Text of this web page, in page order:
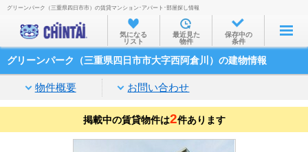
お部屋を探す
沿線・駅から
家賃相場から
通勤通学時間から
物件特集から
グリーンパーク（三重県四日市市）の賃貸マンション･アパート･部屋探し情報
気になる
リスト
最近見た
物件
保存中の
条件
グリーンパーク（三重県四日市市大字西阿倉川）の建物情報
物件概要 お問い合わせ
掲載中の賃貸物件は2件あります